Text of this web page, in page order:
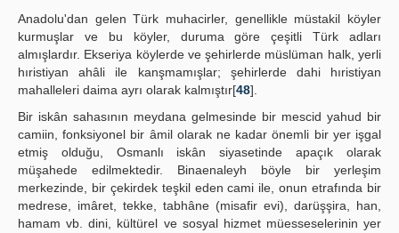
Anadolu'dan gelen Türk muhacirler, genellikle müstakil köyler
kurmuşlar ve bu köyler, duruma göre çeşitli Türk adları
almışlardır. Ekseriya köylerde ve şehirlerde müslüman halk, yerli
hıristiyan ahâli ile kanşmamışlar; şehirlerde dahi hıristiyan
mahalleleri daima ayrı olarak kalmıştır[48].
Bir iskân sahasının meydana gelmesinde bir mescid yahud bir
camiin, fonksiyonel bir âmil olarak ne kadar önemli bir yer işgal
etmiş olduğu, Osmanlı iskân siyasetinde apaçık olarak
müşahede edilmektedir. Binaenaleyh böyle bir yerleşim
merkezinde, bir çekirdek teşkil eden cami ile, onun etrafında bir
medrese, imâret, tekke, tabhâne (misafir evi), darüşşira, han,
hamam vb. dini, kültürel ve sosyal hizmet müesseselerinin yer